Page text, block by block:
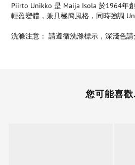
Piirto Unikko 是 Maija Isola 於1964年
輕盈變體，兼具極簡風格，同時強調
洗滌注意： 請遵循洗滌標示，深淺色請
您可能喜歡